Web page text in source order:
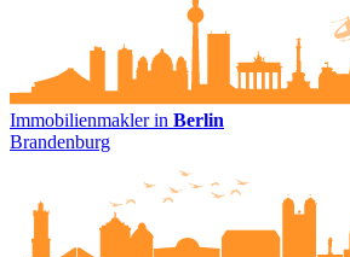
Immobilienmakler in Berlin
Brandenburg